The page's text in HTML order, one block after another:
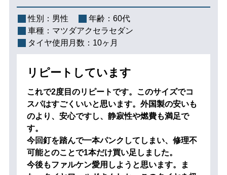
性別： 男性 年齢： 60代
車種： マツダアクセラセダン
タイヤ使用月数： 10ヶ月
リピートしています
これで2度目のリピートです。このサイズでコ
スパはすごくいいと思います。外国製の安いも
のより、安心ですし、静寂性や燃費も満足で
す。
今回釘を踏んで一本パンクしてしまい、修理不
可能とのことで1本だけ買い足しました。
今後もファルケン愛用しようと思います。ま